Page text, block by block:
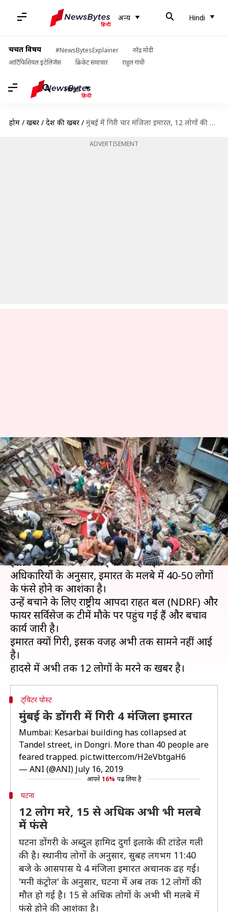
अन्य Hindi
चर्चित विषय #NewsBytesExplainer
नरेंद्र मोदी
आर्टिफिशियल इंटेलिजेंस
क्रिकेट समाचार राहुल गांधी
Hindi
होम / खबरें / देश की खबरें / मुंबई में गिरी चार मंजिला इमारत, 12 लोगों की मौत, अभी भी फंसे हैं कई लोगों
ADVERTISEMENT
मुंबई में गिरी चार मंजिला इमारत, 12
लोगों की मौत, अभी भी फंसे हैं कई
लोगों
लेखन मुकुल तोमर Jul 16, 2019 03:37 pm
क्या है खबर?
मंगलवार को देश की आर्थिक राजधानी मुंबई के डोंगरी
इलाके में एक चार मंजिला इमारत ढह गई।
अधिकारियोंं के अनुसार, इमारत के मलबे में 40-50 लोगों
के फंसे होने की आशंका है।
उन्हें बचाने के लिए राष्ट्रीय आपदा राहत बल (NDRF) और
फायर सर्विसेज की टीमें मौके पर पहुंच गई हैं और बचाव
कार्य जारी है।
इमारत क्यों गिरी, इसकी वजह अभी तक सामने नहीं आई
है।
ट्विटर पोस्ट
मुंबई के डोंगरी में गिरी 4 मंजिला इमारत
Mumbai: Kesarbai building has collapsed at
Tandel street, in Dongri. More than 40 people are
feared trapped. pic.twitter.com/H2eVbtgaH6
— ANI (@ANI) July 16, 2019
आपने 16% पढ़ लिया है
घटना
12 लोग मरे, 15 से अधिक अभी भी मलबे
में फंसे
घटना डोंगरी के अब्दुल हामिद दुर्गा इलाके की टांडेल गली
की है। स्थानीय लोगों के अनुसार, सुबह लगभग 11:40
बजे के आसपास ये 4 मंजिला इमारत अचानक ढह गई।
'मनी कंट्रोल' के अनुसार, घटना में अब तक 12 लोगों की
मौत हो गई है। 15 से अधिक लोगों के अभी भी मलबे में
फंसे होने की आशंका है।